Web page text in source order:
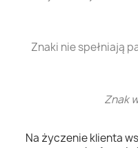
Znaki nie spełniają
Znak
Na życzenie klienta